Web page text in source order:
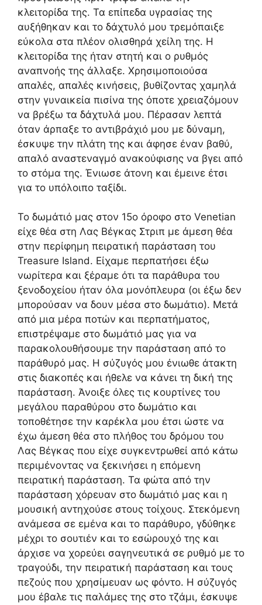
κλειτορίδα της. Τα επίπεδα υγρασίας της
αυξήθηκαν και το δάχτυλό μου τρεμόπαιξε
εύκολα στα πλέον ολισθηρά χείλη της. Η
κλειτορίδα της ήταν στητή και ο ρυθμός
αναπνοής της άλλαξε. Χρησιμοποιούσα
απαλές, απαλές κινήσεις, βυθίζοντας χαμηλά
στην γυναικεία πισίνα της όποτε χρειαζόμουν
να βρέξω τα δάχτυλά μου. Πέρασαν λεπτά
όταν άρπαξε το αντιβράχιό μου με δύναμη,
έσκυψε την πλάτη της και άφησε έναν βαθύ,
απαλό αναστεναγμό ανακούφισης να βγει από
το στόμα της. Ένιωσε άτονη και έμεινε έτσι
για το υπόλοιπο ταξίδι.
Το δωμάτιό μας στον 15ο όροφο στο Venetian
είχε θέα στη Λας Βέγκας Στριπ με άμεση θέα
στην περίφημη πειρατική παράσταση του
Treasure Island. Είχαμε περπατήσει έξω
νωρίτερα και ξέραμε ότι τα παράθυρα του
ξενοδοχείου ήταν όλα μονόπλευρα (οι έξω δεν
μπορούσαν να δουν μέσα στο δωμάτιο). Μετά
από μια μέρα ποτών και περπατήματος,
επιστρέψαμε στο δωμάτιό μας για να
παρακολουθήσουμε την παράσταση από το
παράθυρό μας. Η σύζυγός μου ένιωθε άτακτη
στις διακοπές και ήθελε να κάνει τη δική της
παράσταση. Άνοιξε όλες τις κουρτίνες του
μεγάλου παραθύρου στο δωμάτιο και
τοποθέτησε την καρέκλα μου έτσι ώστε να
έχω άμεση θέα στο πλήθος του δρόμου του
Λας Βέγκας που είχε συγκεντρωθεί από κάτω
περιμένοντας να ξεκινήσει η επόμενη
πειρατική παράσταση. Τα φώτα από την
παράσταση χόρευαν στο δωμάτιό μας και η
μουσική αντηχούσε στους τοίχους. Στεκόμενη
ανάμεσα σε εμένα και το παράθυρο, γδύθηκε
μέχρι το σουτιέν και το εσώρουχό της και
άρχισε να χορεύει σαγηνευτικά σε ρυθμό με το
τραγούδι, την πειρατική παράσταση και τους
πεζούς που χρησίμευαν ως φόντο. Η σύζυγός
μου έβαλε τις παλάμες της στο τζάμι, έσκυψε